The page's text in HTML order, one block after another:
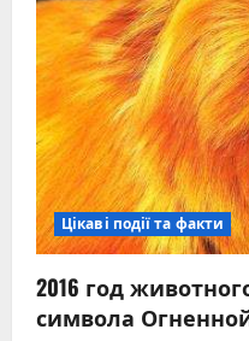
Цікаві події та факти
2016 год
символа